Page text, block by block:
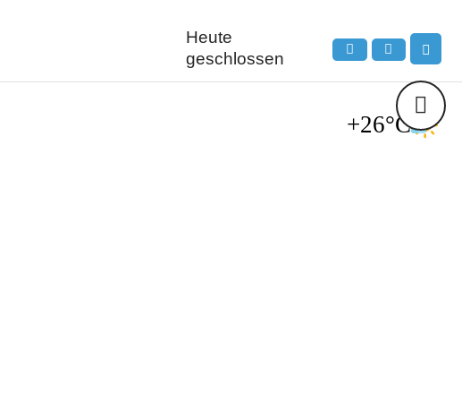
Heute
geschlossen
+26°C